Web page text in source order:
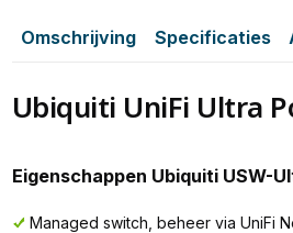
Omschrijving Specificaties
Ubiquiti UniFi Ultra
Eigenschappen Ubiquiti USW-
Managed switch, beheer via UniFi